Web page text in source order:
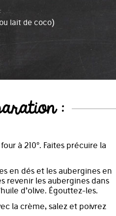
lait de coco)
:
à 210°. Faites précuire la
en dés et les aubergines en
revenir les aubergines dans
d’olive. Égouttez-les.
la crème, salez et poivrez